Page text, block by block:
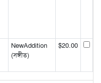
NewAddition
(সঙ্গীত)
$20.00